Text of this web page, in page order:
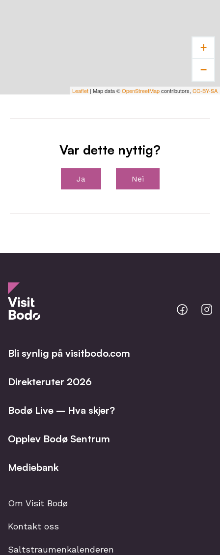
+
−
Leaflet | Map data ©OpenStreetMapcontributors, CC-BY-SA
Var dette nyttig?
Ja Nei
Bodo
@
Bli synlig på visitbodo.com
Direkteruter 2026
Bodø Live – Hva skjer?
Opplev Bodø Sentrum
Mediebank
Om Visit Bodø
Kontakt oss
Saltstraumenkalenderen